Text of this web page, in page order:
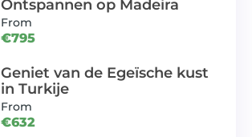
Ontspannen op Madeira
From
€795
Geniet van de Egeïsche kust
in Turkije
From
€632